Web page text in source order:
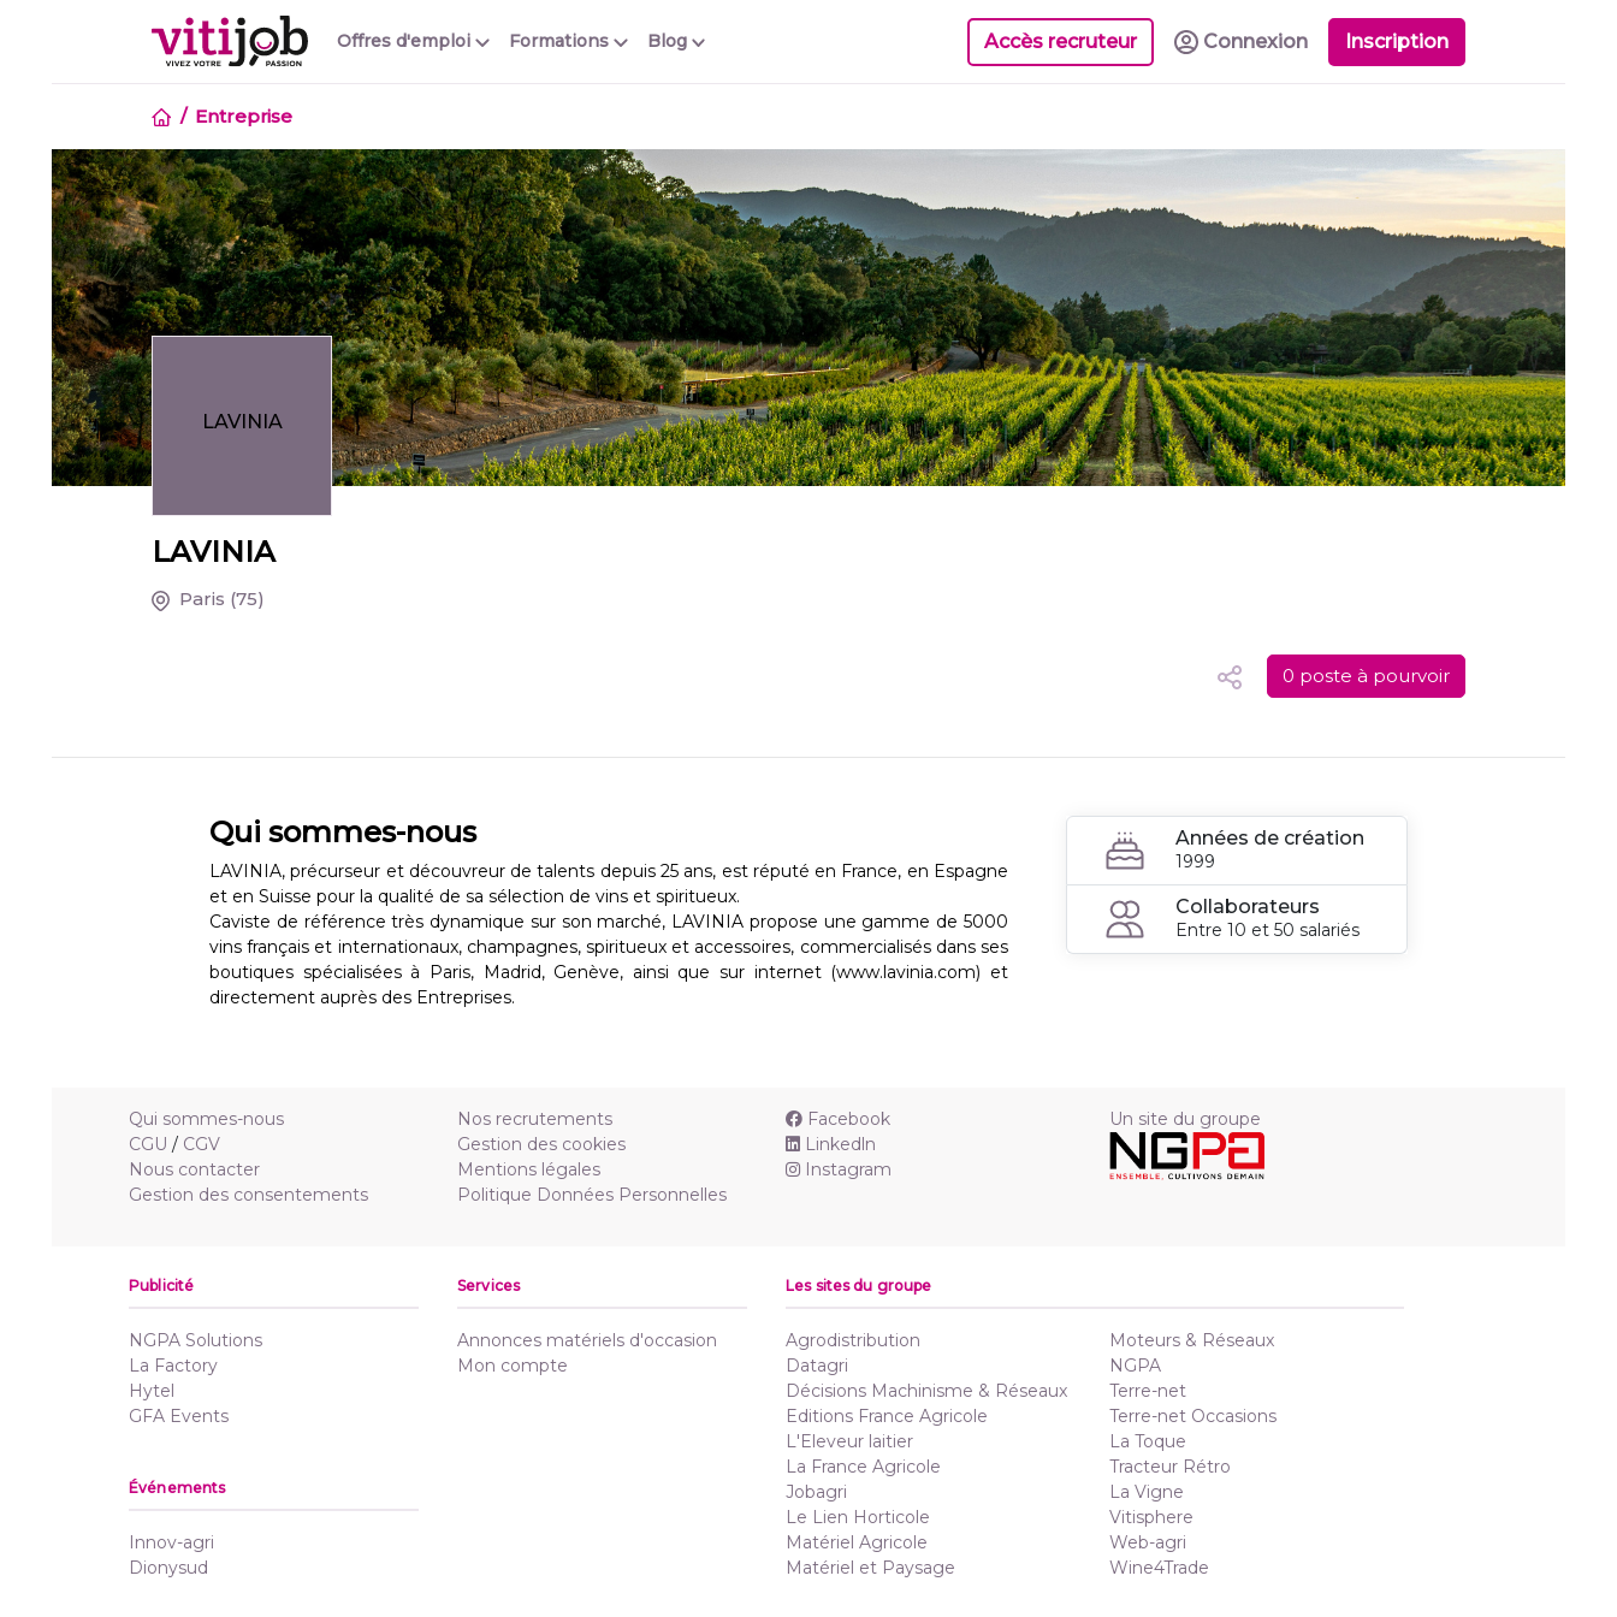
Offres d'emploi Blog
Formations Accès recruteur Connexion Inscription
Entreprise
LAVINIA
LAVINIA
Paris (75)
0 poste à pourvoir
Qui sommes-nous
LAVINIA, précurseur et découvreur de talents depuis 25 ans, est réputé en France, en Espagne
et en Suisse pour la qualité de sa sélection de vins et spiritueux.
Caviste de référence très dynamique sur son marché, LAVINIA propose une gamme de 5000
vins français et internationaux, champagnes, spiritueux et accessoires, commercialisés dans ses
boutiques spécialisées à Paris, Madrid, Genève, ainsi que sur internet (www.lavinia.com) et
directement auprès des Entreprises.
Années de création
1999
Collaborateurs
Entre 10 et 50 salariés
Qui sommes-nous
CGU / CGV
Nous contacter
Gestion des consentements
Nos recrutements
Gestion des cookies
Mentions légales
Politique Données Personnelles
Facebook
Linkedln
Instagram
Un site du groupe
Publicité
NGPA Solutions
La Factory
Hytel
GFA Events
Services
Annonces matériels d'occasion
Mon compte
Événements
Innov-agri
Dionysud
Les sites du groupe
Agrodistribution
Datagri
Décisions Machinisme & Réseaux
Editions France Agricole
L'Eleveur laitier
La France Agricole
Jobagri
Le Lien Horticole
Matériel Agricole
Matériel et Paysage
Moteurs & Réseaux
NGPA
Terre-net
Terre-net Occasions
La Toque
Tracteur Rétro
La Vigne
Vitisphere
Web-agri
Wine4Trade